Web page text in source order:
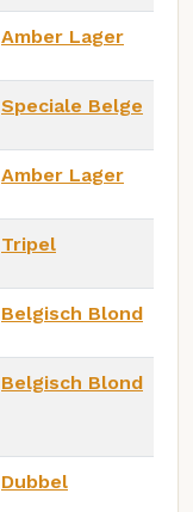
Amber Lager
Speciale Belge
Amber Lager
Tripel
Belgisch Blond
Belgisch Blond
Dubbel